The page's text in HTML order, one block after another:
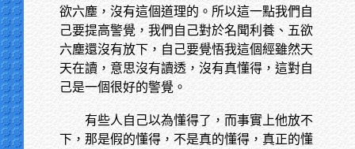
欲六塵，沒有這個道理的。所以這一點我們自
己要提高警覺，我們自己對於名聞利養、五欲
六塵還沒有放下，自己要覺悟我這個經雖然天
天在讀，意思沒有讀透，沒有真懂得，這對自
己是一個很好的警覺。
有些人自己以為懂得了，而事實上他放不
下，那是假的懂得，不是真的懂得，真正的懂